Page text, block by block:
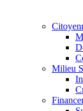
Milieu